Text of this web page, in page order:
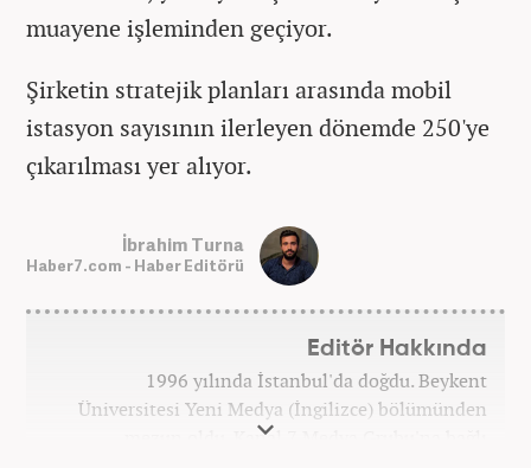
muayene işleminden geçiyor.
Şirketin stratejik planları arasında mobil
istasyon sayısının ilerleyen dönemde 250'ye
çıkarılması yer alıyor.
İbrahim Turna
Haber7.com - Haber Editörü
Editör Hakkında
1996 yılında İstanbul'da doğdu. Beykent
Üniversitesi Yeni Medya (İngilizce) bölümünden
mezun oldu. Kanal 7 Medya Grubu'na bağlı